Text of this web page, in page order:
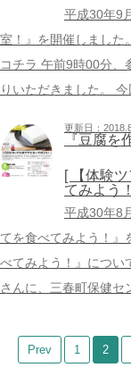
平成30年9
室！』を開催しました
コチラ 午前9時00分、
りいただきました。
更新日：
『豆腐を
[ 【体験
てみよう
平成30年8
てを食べてみよう！』
べてみよう！』につい
さんに、三春町保健セ
Prev 1 2